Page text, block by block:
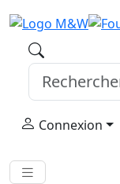
Connexion